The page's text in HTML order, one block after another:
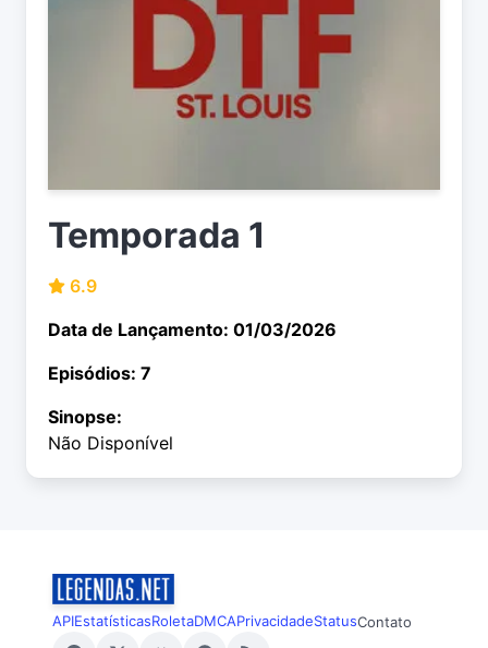
Temporada 1
6.9
Data de Lançamento: 01/03/2026
Episódios: 7
Sinopse:
Não Disponível
APIEstatísticasRoletaDMCAPrivacidadeStatusContato